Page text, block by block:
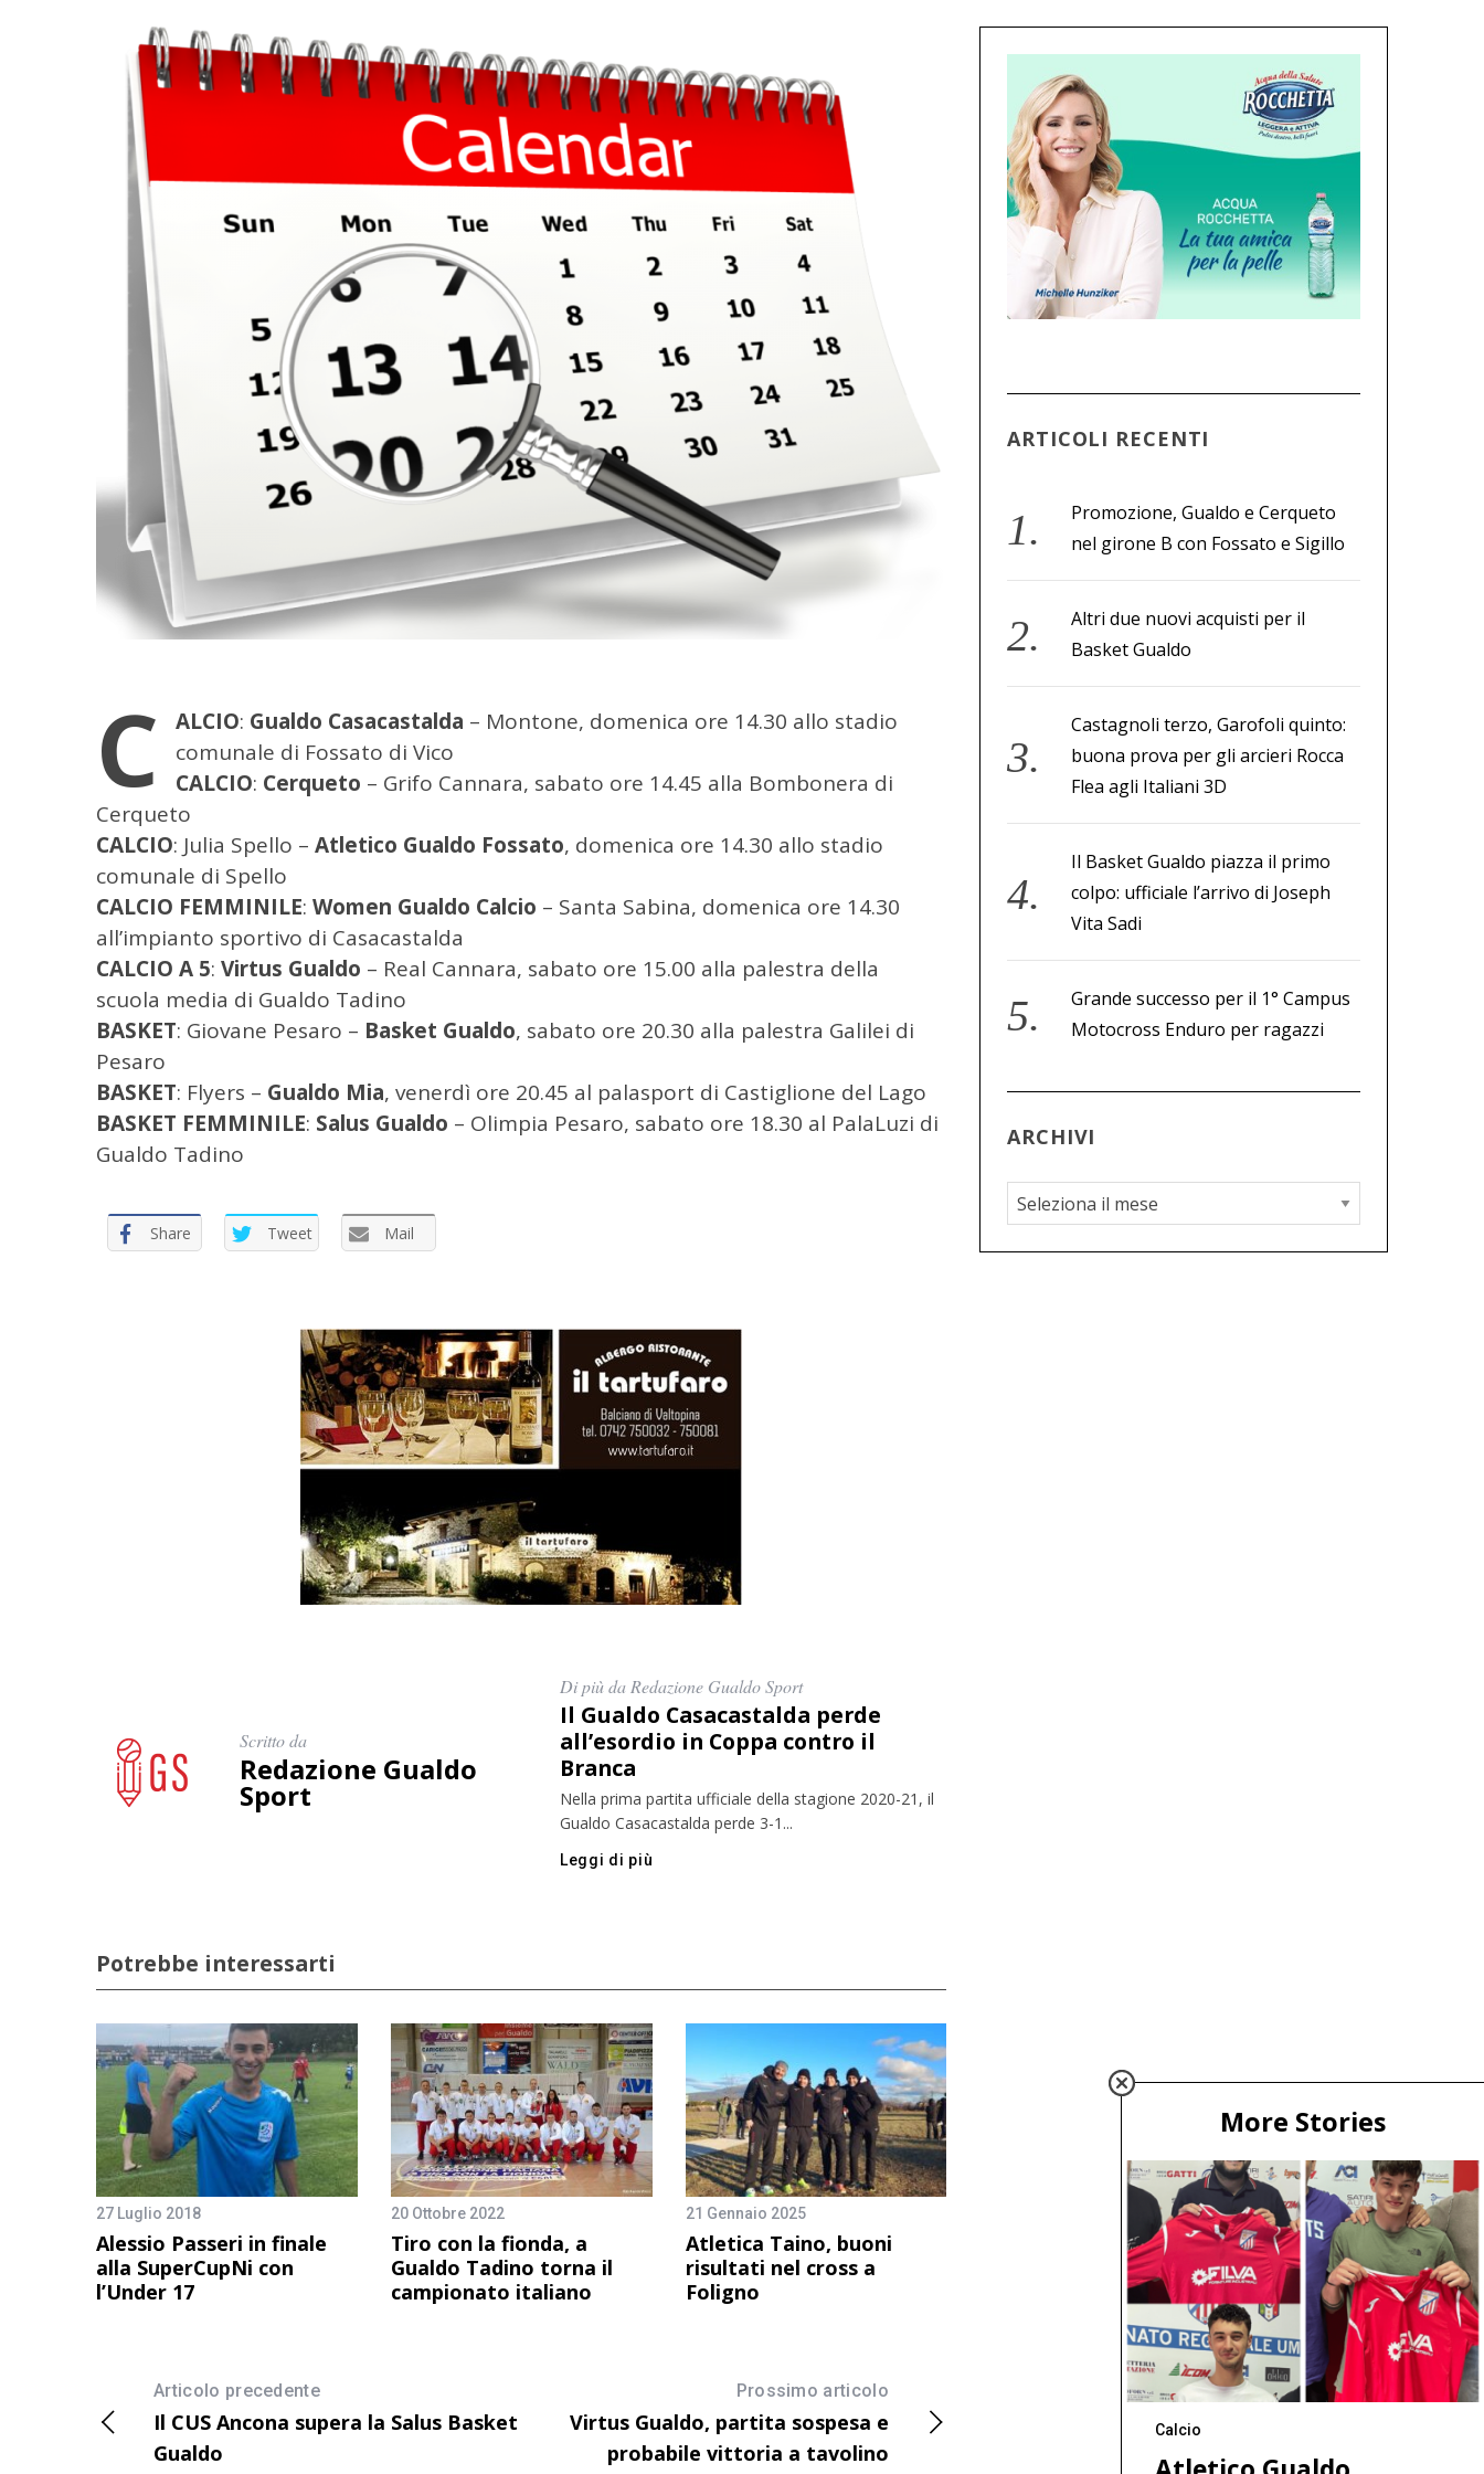
C ALCIO: Gualdo Casacastalda – Montone, domenica ore 14.30 allo stadio
comunale di Fossato di Vico
CALCIO: Cerqueto – Grifo Cannara, sabato ore 14.45 alla Bombonera di
Cerqueto
CALCIO: Julia Spello – Atletico Gualdo Fossato, domenica ore 14.30 allo stadio
comunale di Spello
CALCIO FEMMINILE: Women Gualdo Calcio – Santa Sabina, domenica ore 14.30
all’impianto sportivo di Casacastalda
CALCIO A 5: Virtus Gualdo – Real Cannara, sabato ore 15.00 alla palestra della
scuola media di Gualdo Tadino
BASKET: Giovane Pesaro – Basket Gualdo, sabato ore 20.30 alla palestra Galilei di
Pesaro
BASKET: Flyers – Gualdo Mia, venerdì ore 20.45 al palasport di Castiglione del Lago
BASKET FEMMINILE: Salus Gualdo – Olimpia Pesaro, sabato ore 18.30 al PalaLuzi di
Gualdo Tadino
Share Tweet Mail
Scritto da
Redazione Gualdo
Sport
Di più da Redazione Gualdo Sport
Il Gualdo Casacastalda perde
all’esordio in Coppa contro il
Branca
Nella prima partita ufficiale della stagione 2020-21, il
Gualdo Casacastalda perde 3-1...
Leggi di più
Potrebbe interessarti
27 Luglio 2018
Alessio Passeri in finale
alla SuperCupNi con
l’Under 17
20 Ottobre 2022
Tiro con la fionda, a
Gualdo Tadino torna il
campionato italiano
21 Gennaio 2025
Atletica Taino, buoni
risultati nel cross a
Foligno
Articolo precedente
Il CUS Ancona supera la Salus Basket
Gualdo
Prossimo articolo
Virtus Gualdo, partita sospesa e
probabile vittoria a tavolino
ARTICOLI RECENTI
Promozione, Gualdo e Cerqueto
nel girone B con Fossato e Sigillo
Altri due nuovi acquisti per il
Basket Gualdo
Castagnoli terzo, Garofoli quinto:
buona prova per gli arcieri Rocca
Flea agli Italiani 3D
Il Basket Gualdo piazza il primo
colpo: ufficiale l’arrivo di Joseph
Vita Sadi
Grande successo per il 1° Campus
Motocross Enduro per ragazzi
ARCHIVI
A
r
c
More Stories
Calcio
e
r
c
p
e
r
: